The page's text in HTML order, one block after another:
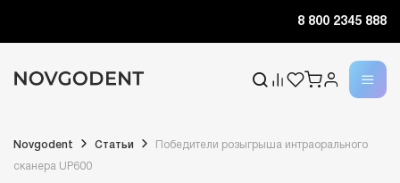
8 800 2345 888
Novgodent Статьи Победители розыгрыша интраорального
сканера UP600